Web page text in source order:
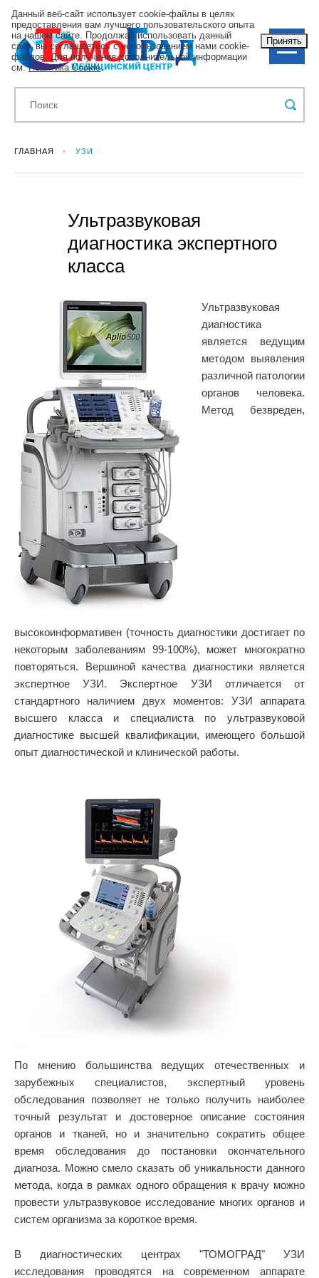
ГЛАВНАЯ УЗИ
Ультразвуковая
диагностика экспертного
класса
Ультразвуковая
диагностика
является ведущим
методом выявления
различной патологии
органов человека.
Метод безвреден,
высокоинформативен (точность диагностики достигает по
некоторым заболеваниям 99-100%), может многократно
повторяться. Вершиной качества диагностики является
экcпертное УЗИ. Экспертное УЗИ отличается от
стандартного наличием двух моментов: УЗИ аппарата
высшего класса и специалиста по ультразвуковой
диагностике высшей квалификации, имеющего большой
опыт диагностической и клинической работы.
По мнению большинства ведущих отечественных и
зарубежных специалистов, экспертный уровень
обследования позволяет не только получить наиболее
точный результат и достоверное описание состояния
органов и тканей, но и значительно сократить общее
время обследования до постановки окончательного
диагноза. Можно смело сказать об уникальности данного
метода, когда в рамках одного обращения к врачу можно
провести ультразвуковое исследование многих органов и
систем организма за короткое время.
В диагностических центрах "ТОМОГРАД" УЗИ
исследования проводятся на современном аппарате
Данный веб-сайт использует cookie-файлы в целях
предоставления вам лучшего пользовательского опыта
на нашем сайте. Продолжая использовать данный
сайт, вы соглашаетесь с использованием нами cookie-
файлов. Для получения дополнительной информации
см.Политика Cookie.
Принять